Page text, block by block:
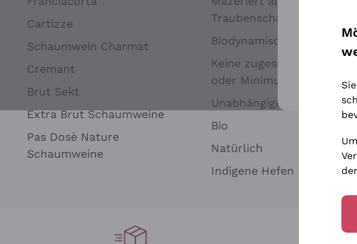
Cartizze
Schaumwein Charmat
Cremant
Brut Sekt
Extra Brut Schaumweine
Pas Dosè Nature
Schaumweine
Traubenschalen
Biodynamisch
Keine zugesetzten Sulfite
oder Minimum
Unabhängige Weinbauern
Bio
Natürlich
Indigene Hefen
Weitere